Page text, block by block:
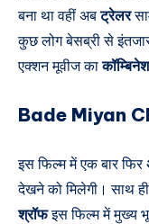
बना था वहीं अबट्रेलर
कुछ लोग बेसब्री से
एक्शन मूवीज का
Bade Miyan
इस फिल्म में एक बार फिर
देखने को मिलेगी। साथ
श्रॉफइस फिल्म में मुख्य